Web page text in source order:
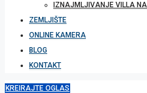
IZNAJMLJIVANJE VILLA
ZEMLJIŠTE
ONLINE KAMERA
BLOG
KONTAKT
KREIRAJTE OGLAS